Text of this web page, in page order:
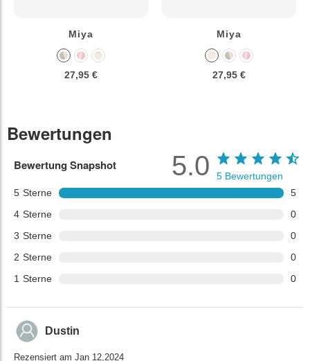
Miya
27,95 €
Miya
27,95 €
Bewertungen
Bewertung Snapshot
5 Sterne
5
4 Sterne
0
3 Sterne
0
2 Sterne
0
1 Sterne 0
5.0 5 Bewertungen
Dustin
Rezensiert am Jan 12,2024